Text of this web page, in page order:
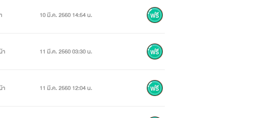
10 มี.ค. 2560 14:54 น.
า 11 มี.ค. 2560 03:30 น.
า 11 มี.ค. 2560 12:04 น.